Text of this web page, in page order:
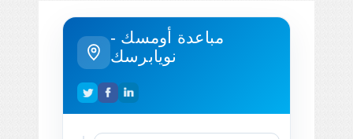
مباعدة أومسك -
نويابرسك